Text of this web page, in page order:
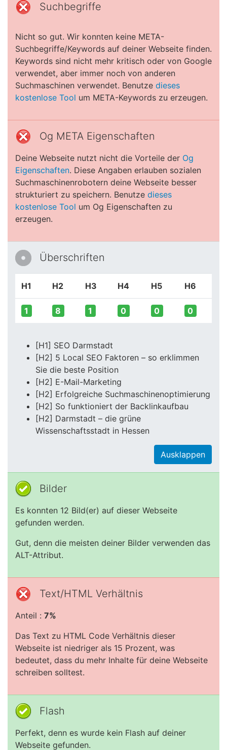
Suchbegriffe
Nicht so gut. Wir konnten keine META-
Suchbegriffe/Keywords auf deiner Webseite finden.
Keywords sind nicht mehr kritisch oder von Google
verwendet, aber immer noch von anderen
Suchmaschinen verwendet. Benutze dieses
kostenlose Tool um META-Keywords zu erzeugen.
Og META Eigenschaften
Deine Webseite nutzt nicht die Vorteile der Og
Eigenschaften. Diese Angaben erlauben sozialen
Suchmaschinenrobotern deine Webseite besser
strukturiert zu speichern. Benutze dieses
kostenlose Tool um Og Eigenschaften zu
erzeugen.
Überschriften
H1 H2 H3 H4 H5 H6
1 8 1 0 0 0
[H1] SEO Darmstadt
[H2] 5 Local SEO Faktoren – so erklimmen
Sie die beste Position
[H2] E-Mail-Marketing
[H2] Erfolgreiche Suchmaschinenoptimierung
[H2] So funktioniert der Backlinkaufbau
[H2] Darmstadt – die grüne
Wissenschaftsstadt in Hessen
Ausklappen
Bilder
Es konnten 12 Bild(er) auf dieser Webseite
gefunden werden.
Gut, denn die meisten deiner Bilder verwenden das
ALT-Attribut.
Text/HTML Verhältnis
Anteil : 7%
Das Text zu HTML Code Verhältnis dieser
Webseite ist niedriger als 15 Prozent, was
bedeutet, dass du mehr Inhalte für deine Webseite
schreiben solltest.
Flash
Perfekt, denn es wurde kein Flash auf deiner
Webseite gefunden.